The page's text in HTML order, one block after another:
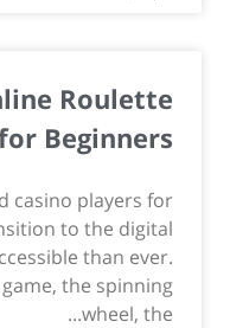
Roulette
Beginners
casino players for
to the digital
than ever.
the spinning
wheel, the...